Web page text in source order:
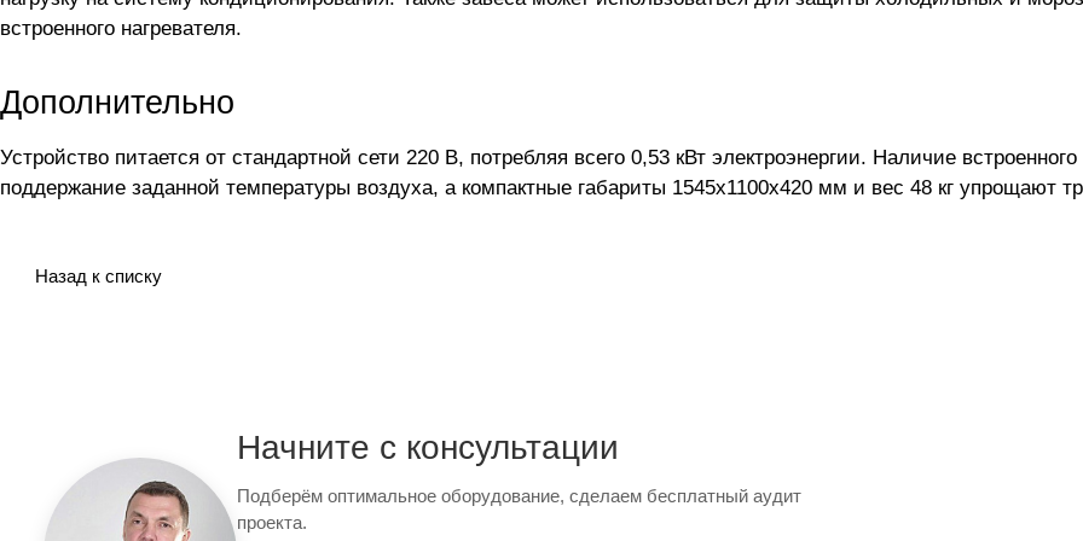
встроенного нагревателя.
Дополнительно
Устройство питается от стандартной сети 220 В, потребляя всего 0,53 кВт электроэнергии. Наличие
поддержание заданной температуры воздуха, а компактные габариты 1545x1100x420 мм и вес 48 кг упрощают
Назад к списку
Начните с консультации
Подберём оптимальное оборудование, сделаем бесплатный аудит
проекта.